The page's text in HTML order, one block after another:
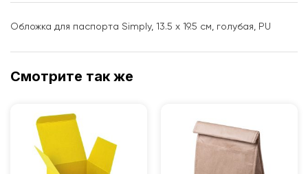
Обложка для паспорта Simply, 13.5 х 19.5 см, голубая, PU
Смотрите так же